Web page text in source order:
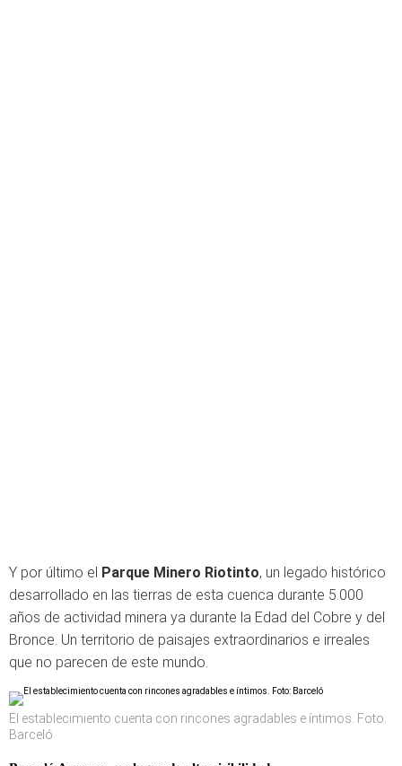
Y por último el Parque Minero Riotinto, un legado histórico
desarrollado en las tierras de esta cuenca durante 5.000
años de actividad minera ya durante la Edad del Cobre y del
Bronce. Un territorio de paisajes extraordinarios e irreales
que no parecen de este mundo.
El establecimiento cuenta con rincones agradables e íntimos. Foto:
Barceló